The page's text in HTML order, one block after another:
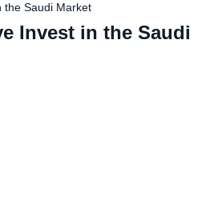
Invest in the Saudi